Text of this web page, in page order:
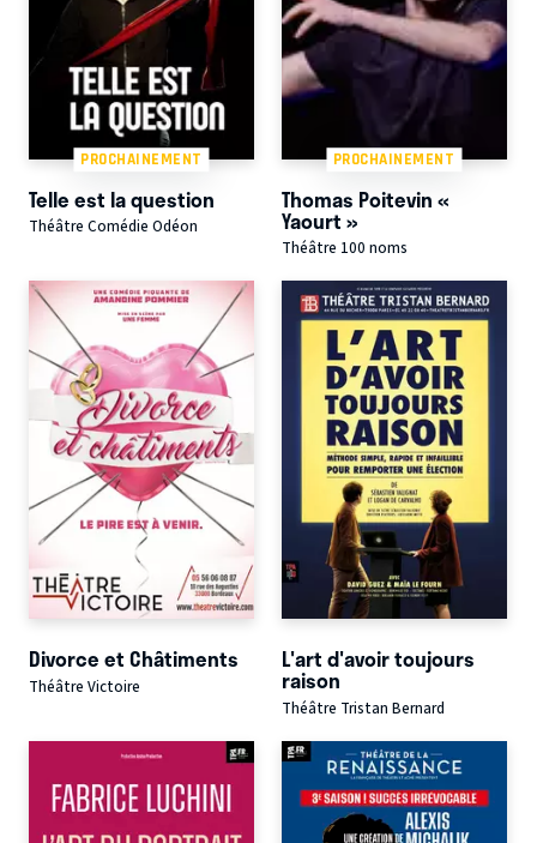
PROCHAINEMENT
Telle est la question
Théâtre Comédie Odéon
PROCHAINEMENT
Thomas Poitevin «
Yaourt »
Théâtre 100 noms
Divorce et Châtiments
Théâtre Victoire
L'art d'avoir toujours
raison
Théâtre Tristan Bernard